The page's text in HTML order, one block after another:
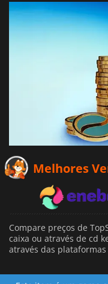
ENTRAR OU REGISTAR
Melhores
Compare preços de
caixa ou através de cd
através das plataformas